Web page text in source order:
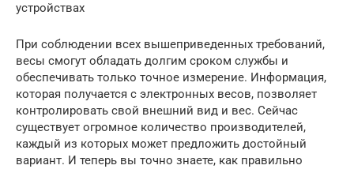
устройствах
При соблюдении всех вышеприведенных требований,
весы смогут обладать долгим сроком службы и
обеспечивать только точное измерение. Информация,
которая получается с электронных весов, позволяет
контролировать свой внешний вид и вес. Сейчас
существует огромное количество производителей,
каждый из которых может предложить достойный
вариант. И теперь вы точно знаете, как правильно